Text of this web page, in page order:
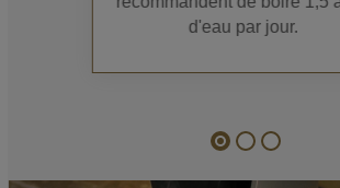
d'eau par jour.